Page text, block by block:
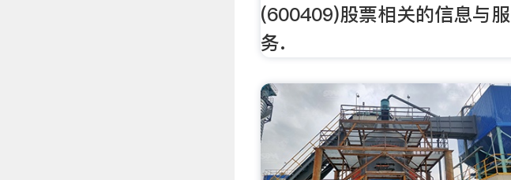
(600409)股票相关的信息与服
务.